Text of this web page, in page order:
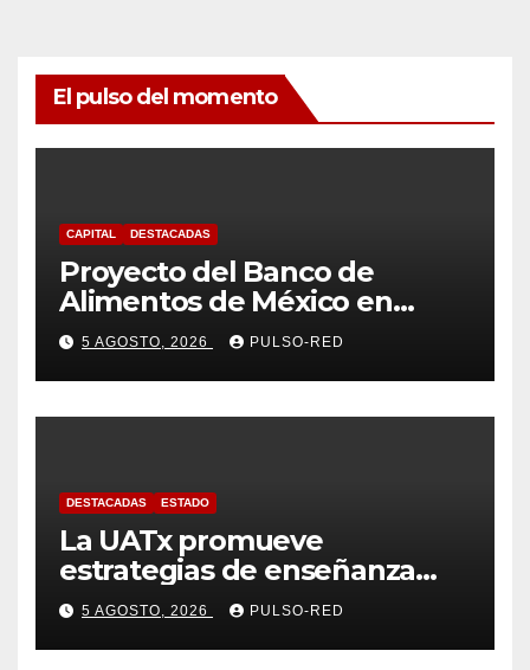
El pulso del momento
CAPITAL DESTACADAS
Proyecto del Banco de
Alimentos de México en
Tlaxcala avanza con trabajo
coordinado
5 AGOSTO, 2026 PULSO-RED
DESTACADAS ESTADO
La UATx promueve
estrategias de enseñanza
centradas en el contexto de
sus estudiantes
5 AGOSTO, 2026 PULSO-RED